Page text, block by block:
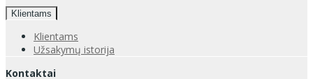
Klientams
Klientams
Užsakymų istorija
Kontaktai